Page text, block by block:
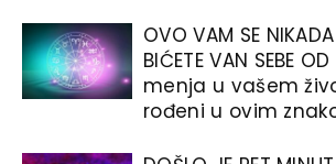
OVO VAM SE
BIĆETE VAN SEBE
menja u vašem
rođeni u ovim